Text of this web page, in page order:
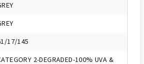
17/145
2-DEGRADED-100% UVA &